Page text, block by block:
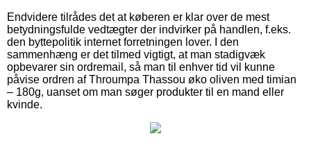
Endvidere tilrådes det at køberen er klar over de mest
betydningsfulde vedtægter der indvirker på handlen, f.eks.
den byttepolitik internet forretningen lover. I den
sammenhæng er det tilmed vigtigt, at man stadigvæk
opbevarer sin ordremail, så man til enhver tid vil kunne
påvise ordren af Throumpa Thassou øko oliven med timian
– 180g, uanset om man søger produkter til en mand eller
kvinde.